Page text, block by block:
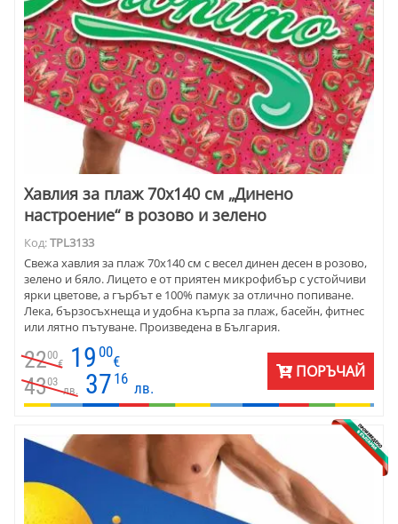
Хавлия за плаж 70х140 см „Динено
настроение“ в розово и зелено
Код:TPL3133
Свежа хавлия за плаж 70х140 см с весел динен десен в розово,
зелено и бяло. Лицето е от приятен микрофибър с устойчиви
ярки цветове, а гърбът е 100% памук за отлично попиване.
Лека, бързосъхнеща и удобна кърпа за плаж, басейн, фитнес
или лятно пътуване. Произведена в България.
2200
€ 19 00
€
4303
лв. 37 16
лв.
ПОРЪЧАЙ